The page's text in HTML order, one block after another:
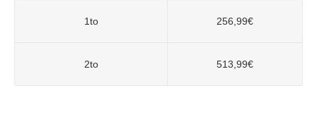
1to 256,99€
2to 513,99€